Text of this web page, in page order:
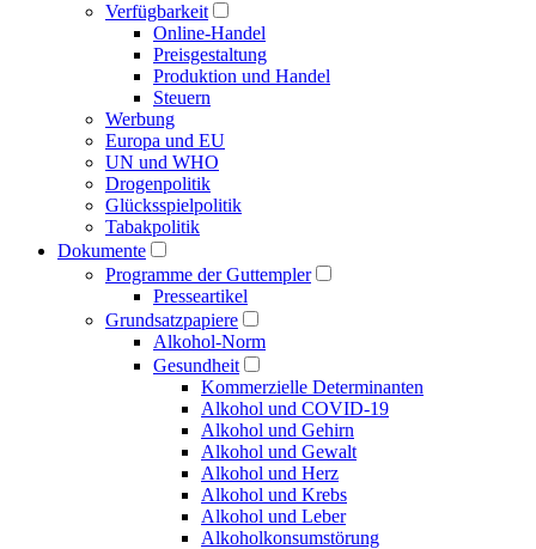
Verfügbarkeit
Online-Handel
Preisgestaltung
Produktion und Handel
Steuern
Werbung
Europa und EU
UN und WHO
Drogenpolitik
Glücksspielpolitik
Tabakpolitik
Dokumente
Programme der Guttempler
Presse­artikel
Grundsatzpapiere
Alkohol-Norm
Gesundheit
Kommerzielle Determinanten
Alkohol und COVID-19
Alkohol und Gehirn
Alkohol und Gewalt
Alkohol und Herz
Alkohol und Krebs
Alkohol und Leber
Alkoholkonsumstörung